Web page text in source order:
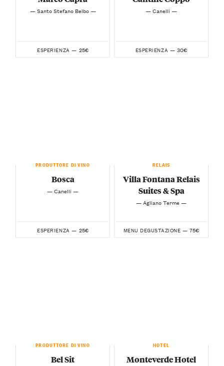
— Santo Stefano Belbo —
ESPERIENZA — 25€
— Canelli —
ESPERIENZA — 30€
PRODUTTORE DI VINO
Bosca
— Canelli —
ESPERIENZA — 25€
RELAIS
Villa Fontana Relais
Suites & Spa
— Agliano Terme —
MENU DEGUSTAZIONE — 75€
PRODUTTORE DI VINO
Bel Sit
HOTEL
Monteverde Hotel